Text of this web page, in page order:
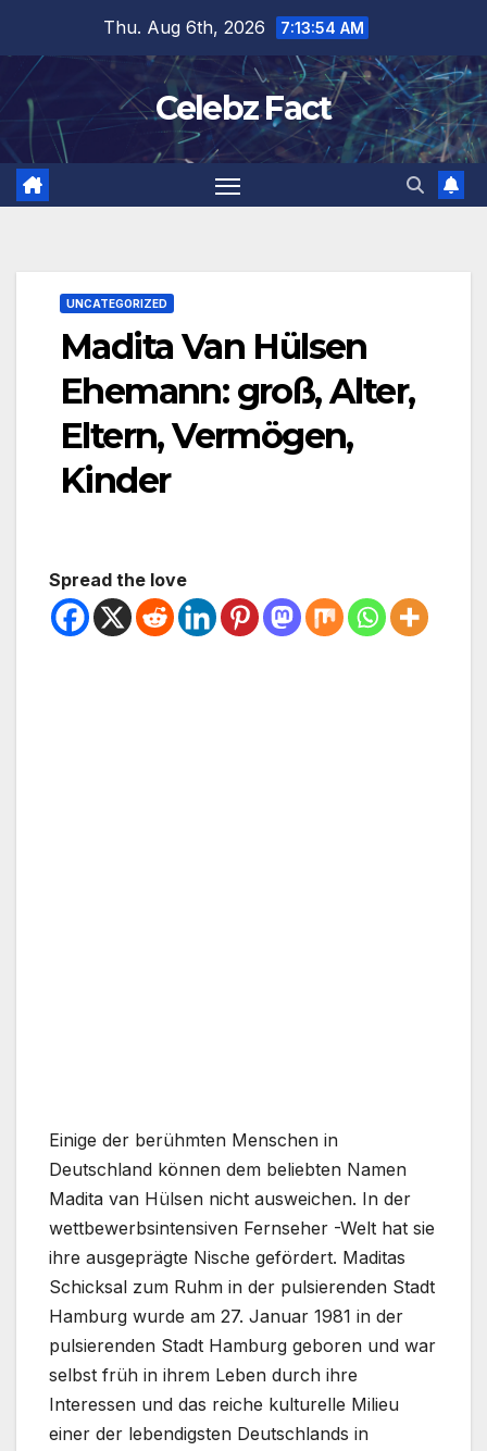
content
Thu. Aug 6th, 2026 7:13:55 AM
Celebz Fact
UNCATEGORIZED
Madita Van Hülsen
Ehemann: groß, Alter,
Eltern, Vermögen,
Kinder
Spread the love
Einige der berühmten Menschen in
Deutschland können dem beliebten Namen
Madita van Hülsen nicht ausweichen. In der
wettbewerbsintensiven Fernseher -Welt hat sie
ihre ausgeprägte Nische gefördert. Maditas
Schicksal zum Ruhm in der pulsierenden Stadt
Hamburg wurde am 27. Januar 1981 in der
pulsierenden Stadt Hamburg geboren und war
selbst früh in ihrem Leben durch ihre
Interessen und das reiche kulturelle Milieu
einer der lebendigsten Deutschlands in